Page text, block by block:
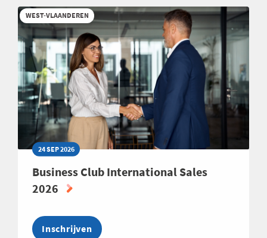
HR
HAVEN
ZEEBRUGGE-
OOSTENDE
2026
WEST-VLAANDEREN
24 SEP 2026
Business Club International Sales
2026
Inschrijven